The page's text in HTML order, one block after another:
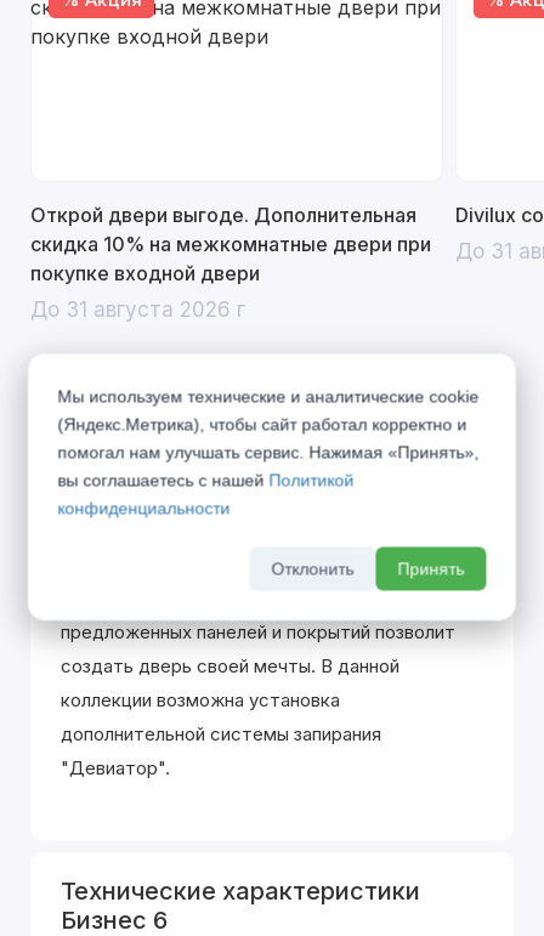
Открой двери выгоде. Дополнительная
скидка 10% на межкомнатные двери при
покупке входной двери
До 31 августа 2026 г
Divilux
До 31
Описание
Надежные двери коллекции Бизнес подарят
уплотнителей "HERMETIC" защитит Вас от
постороннего шума и запаха. Многообразие
предложенных панелей и покрытий позволит
создать дверь своей мечты. В данной
коллекции возможна установка
дополнительной системы запирания
"Девиатор".
Технические характеристики
Бизнес 6
Мы используем технические и аналитические cookie
(Яндекс.Метрика), чтобы сайт работал корректно и
помогал нам улучшать сервис. Нажимая «Принять»,
вы соглашаетесь с нашей Политикой
конфиденциальности
Отклонить Принять